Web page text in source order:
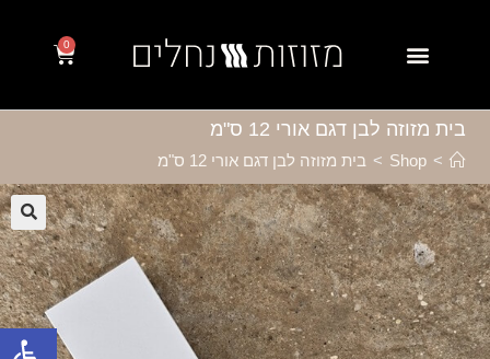
פתח סרגל נגישות
0
בית מזוזה לבן דגם אורי 12 ס"מ
>
Shop
> בית מזוזה לבן דגם אורי 12 ס"מ
🔍